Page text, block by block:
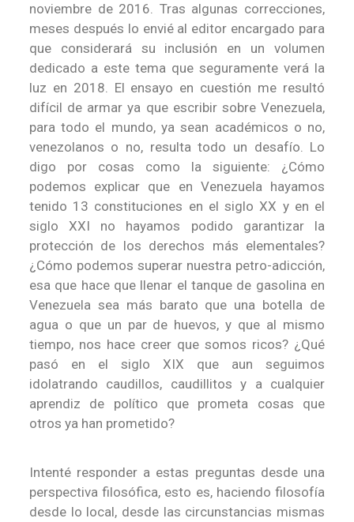
noviembre de 2016. Tras algunas correcciones,
meses después lo envié al editor encargado para
que considerará su inclusión en un volumen
dedicado a este tema que seguramente verá la
luz en 2018. El ensayo en cuestión me resultó
difícil de armar ya que escribir sobre Venezuela,
para todo el mundo, ya sean académicos o no,
venezolanos o no, resulta todo un desafío. Lo
digo por cosas como la siguiente: ¿Cómo
podemos explicar que en Venezuela hayamos
tenido 13 constituciones en el siglo XX y en el
siglo XXI no hayamos podido garantizar la
protección de los derechos más elementales?
¿Cómo podemos superar nuestra petro-adicción,
esa que hace que llenar el tanque de gasolina en
Venezuela sea más barato que una botella de
agua o que un par de huevos, y que al mismo
tiempo, nos hace creer que somos ricos? ¿Qué
pasó en el siglo XIX que aun seguimos
idolatrando caudillos, caudillitos y a cualquier
aprendiz de político que prometa cosas que
otros ya han prometido?
Intenté responder a estas preguntas desde una
perspectiva filosófica, esto es, haciendo filosofía
desde lo local, desde las circunstancias mismas